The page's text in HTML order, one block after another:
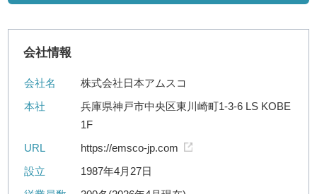
会社情報
会社名
株式会社日本アムスコ
本社
兵庫県神戸市中央区東川崎町1-3-6 LS KOBE
1F
URL
https://emsco-jp.com
設立
1987年4月27日